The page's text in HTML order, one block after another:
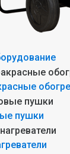
пушки